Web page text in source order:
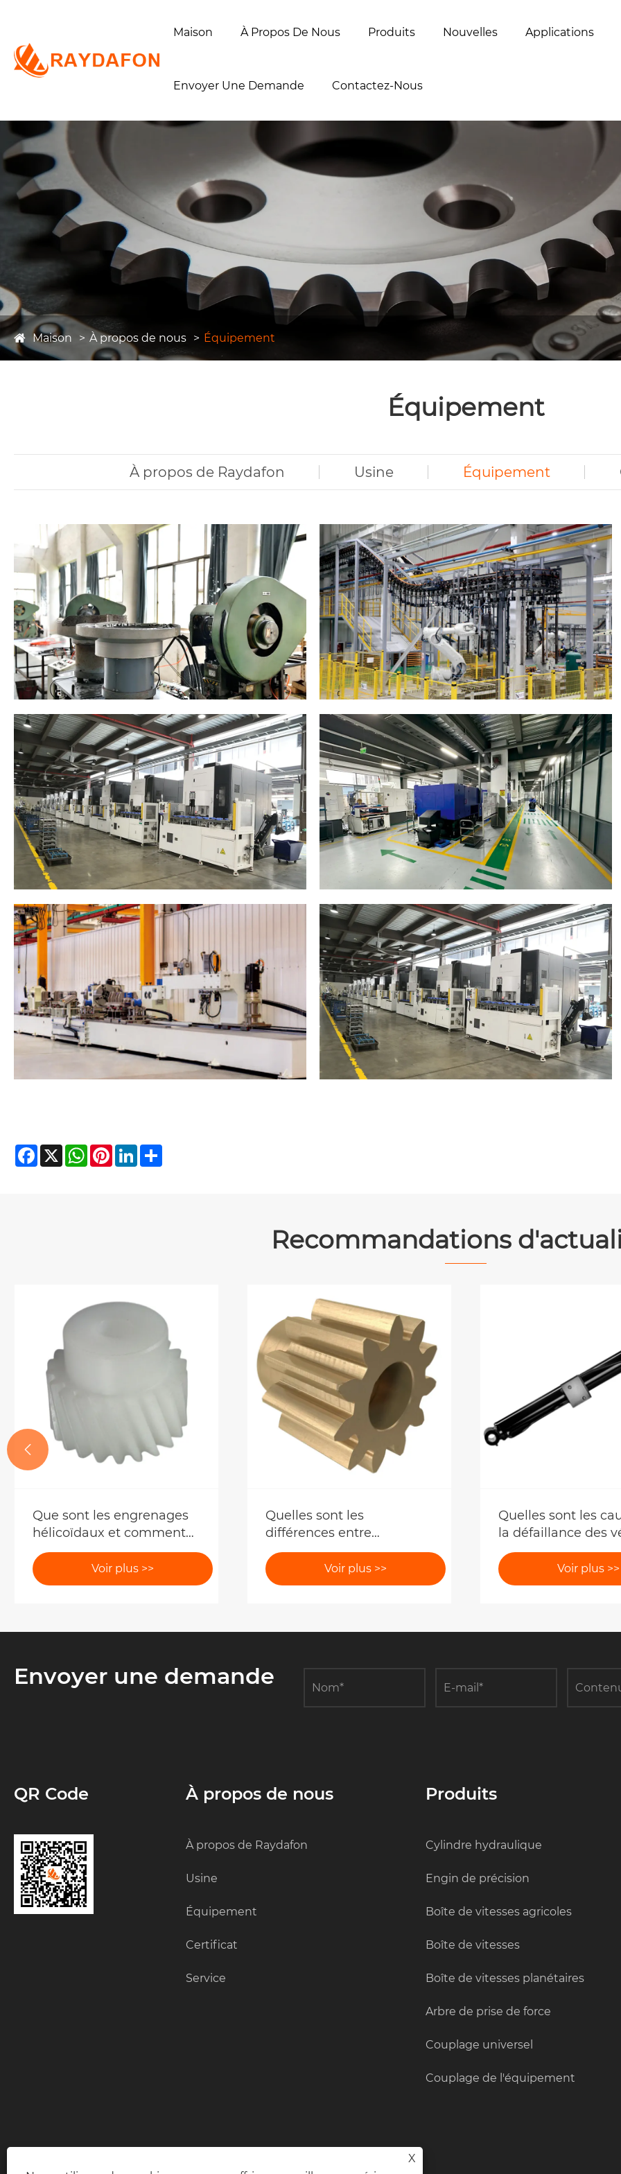
Maison À Propos De Nous Produits Nouvelles Applications
Envoyer Une Demande Contactez-Nous
Maison À propos de nous Équipement
Équipement
À propos de Raydafon Usine Équipement
Facebook
X WhatsApp
PinterestLinkedIn
Recommandations
Que sont les engrenages
hélicoïdaux et comment
surpassent-ils les autres
types de vitesses?
Voir plus >>
Quelles sont les
différences entre
l'équipement Spur et
l'équipement hélicoïdal?
Voir plus >>
Quelles sont les
la défaillance des
hydrauliques des
véhicules de travail
aérien ?
Voir plus >>

Envoyer une demande
QR Code À propos de nous
À propos de Raydafon
Usine
Équipement
Certificat
Service
Produits
Cylindre hydraulique
Engin de précision
Boîte de vitesses agricoles
Boîte de vitesses
Boîte de vitesses planétaires
Arbre de prise de force
Couplage universel
Couplage de l'équipement
X